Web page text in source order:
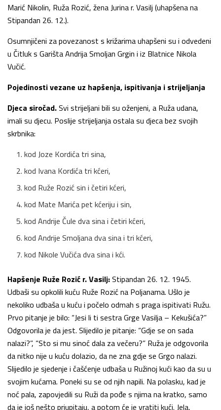
Marić Nikolin, Ruža Rozić, žena Jurina r. Vasilj (uhapšena na
Stipandan 26. 12.).
Osumnjičeni za povezanost s križarima uhapšeni su i odvedeni
u Čitluk s Garišta Andrija Smoljan Grgin i iz Blatnice Nikola
Vučić.
Pojedinosti vezane uz hapšenja, ispitivanja i strijeljanja
Djeca siročad.Svi strijeljani bili su oženjeni, a Ruža udana,
imali su djecu. Poslije strijeljanja ostala su djeca bez svojih
skrb­nika:
kod Joze Kordića tri sina,
kod Ivana Kordića tri kćeri,
kod Ruže Rozić sin i četiri kćeri,
kod Mate Marića pet kćeriju i sin,
kod Andrije Čule dva sina i četiri kćeri,
kod Andrije Smoljana dva sina i tri kćeri,
kod Nikole Vučića dva sina i kći.
Hapšenje Ruže Rozić r. Vasilj:Stipandan 26. 12. 1945.
Udbaši su opkolili kuću Ruže Rozić na Poljanama. Ušlo je
nekoliko udbaša u kuću i počelo odmah s praga ispitivati Ružu.
Prvo pitanje je bilo: “Jesi li ti sestra Grge Vasilja – Kekušića?”
Odgovorila je da jest. Slijedilo je pitanje: “Gdje se on sada
nalazi?”, “Sto si mu sinoć dala za večeru?” Ruža je odgovorila
da nitko nije u kuću dolazio, da ne zna gdje se Grgo nalazi.
Slijedilo je sjedenje i čašćenje udbaša u Ružinoj kući kao da su u
svojim kućama. Poneki su se od njih napili. Na polasku, kad je
noć pala, zapovjedili su Ruži da pođe s njima na kratko, samo
da je još nešto priupitaju, a potom će je vratiti kući. Jela,